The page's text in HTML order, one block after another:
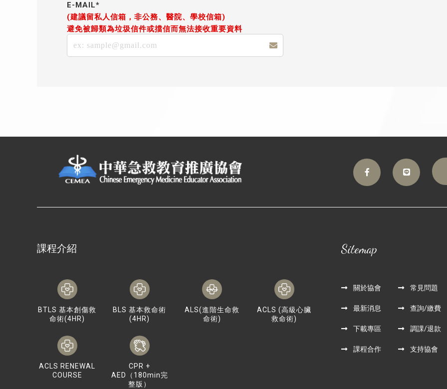
E-MAIL*
(建議留私人信箱，非公務、醫院、學校信箱)
避免被歸類為垃圾信件或擋信而無法接收重要資料
課程介紹
BTLS 基本創傷救
命術(4HR)
BLS 基本救命術
(4HR)
ALS(進階生命救
命術)
ACLS (高級心臟
救命術)
ACLS RENEWAL
COURSE
CPR +
AED（180min完
整版）
Sitemap
關於協會
最新消息
下載專區
課程合作
常見問題
查詢/繳費
調課/退款
支持協會